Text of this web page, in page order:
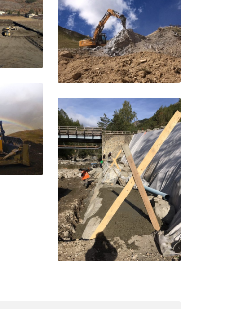
L'Argentière La Bessée
Chalvet – Montgenevre
Montgenevre